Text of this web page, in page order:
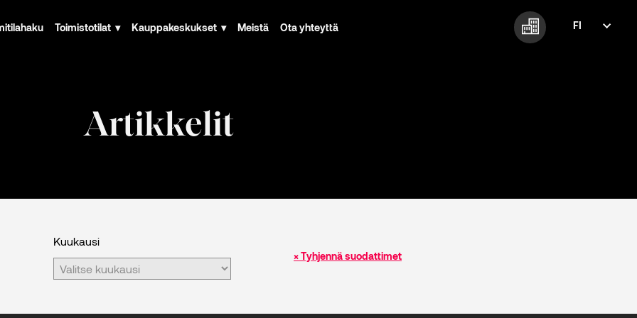
Toimistotilat Kauppakeskukset Meistä Ota yhteyttä
FI
Artikkelit
Kuukausi
× Tyhjennä suodattimet